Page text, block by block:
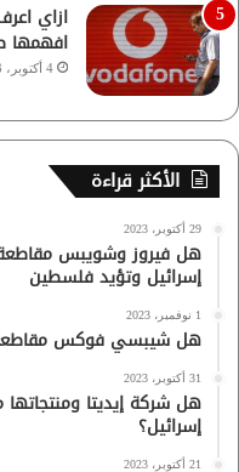
ازاي
افهمها
4 أكتوبر، 2023
الأكثر قراءة
29 أكتوبر، 2023
هل فيروز وشويبس
إسرائيل وتؤيد فلسطين
1 نوفمبر، 2023
هل شيبسي فوكس
31 أكتوبر، 2023
هل شركة إيديتا
إسرائيل؟
21 أكتوبر، 2023